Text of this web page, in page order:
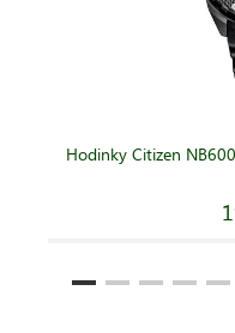
Hodinky Citizen